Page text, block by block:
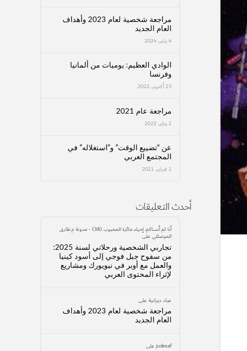
مراجعة شخصية لعام 2023 وأهداف
العام الجديد
4 يناير، 2024
الوادي العظيم: يوميات من ألمانيا
وفرنسا
23 أكتوبر، 2022
مراجعة عام 2021
2 يناير، 2022
عن “تضييع الوقت” و”استغلاله” في
المجتمع العربي
1 فبراير، 2021
أحدث التعليقات
أنا لم أنساكم: إحياء جائزة المحبوب (38) - مدونة م.طارق
الموصللي على
تجاربي الشخصية ورحلاتي لسنة 2025:
من سفوح جبل فوجي إلى أسود كينيا
والعمل مع أوبر في نيويورك ومشاريع
لإثراء المحتوى العربي
عباد ديرانية على
مراجعة شخصية لعام 2023 وأهداف
العام الجديد
judesaf على